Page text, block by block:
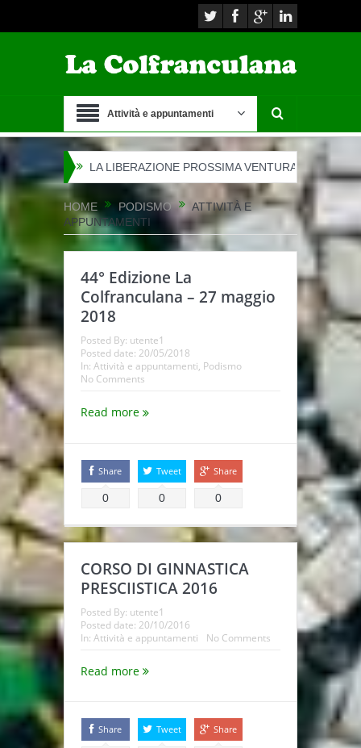
Attività e appuntamenti
LA LIBERAZIONE PROSSIMA VENTURA LA MARCIA
HOME PODISMO
ATTIVITÀ E
APPUNTAMENTI
44° Edizione La
Colfranculana – 27 maggio
2018
Posted By: utente1
Posted date: 20/05/2018
In: Attività e appuntamenti, Podismo
No Comments
Read more
Share
0
Tweet
0
Share
0
CORSO DI GINNASTICA
PRESCIISTICA 2016
Posted By: utente1
Posted date: 20/10/2016
In: Attività e appuntamenti No Comments
Read more
Share Tweet Share